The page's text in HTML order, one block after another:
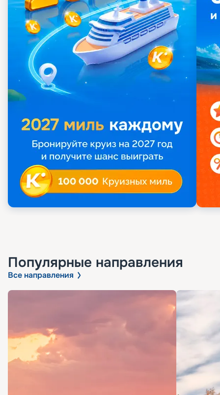
Популярные направления
Все направления